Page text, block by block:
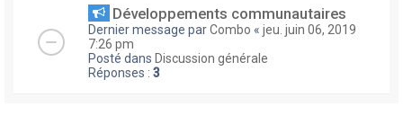
Développements communautaires
Dernier message parCombo « jeu. juin 06, 2019
7:26 pm
Posté dans Discussion générale
Réponses : 3